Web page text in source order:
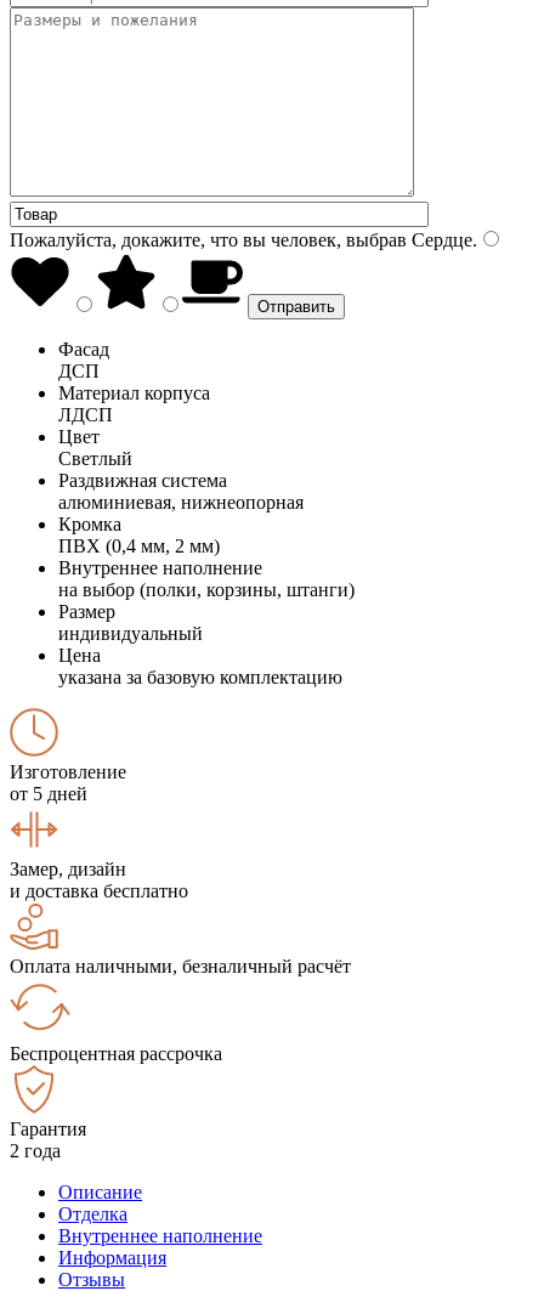
Пожалуйста, докажите, что вы человек, выбрав Сердце.
Фасад
ДСП
Материал корпуса
ЛДСП
Цвет
Светлый
Раздвижная система
алюминиевая, нижнеопорная
Кромка
ПВХ (0,4 мм, 2 мм)
Внутреннее наполнение
на выбор (полки, корзины, штанги)
Размер
индивидуальный
Цена
указана за базовую комплектацию
Изготовление
от 5 дней
Замер, дизайн
и доставка бесплатно
Оплата наличными, безналичный расчёт
Беспроцентная рассрочка
Гарантия
2 года
Описание
Отделка
Внутреннее наполнение
Информация
Отзывы